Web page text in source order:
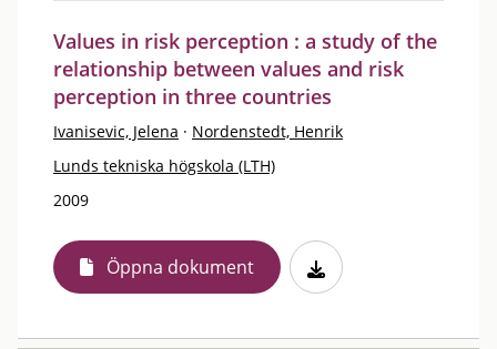
Values in risk perception : a study of the
relationship between values and risk
perception in three countries
Ivanisevic, Jelena · Nordenstedt, Henrik
Lunds tekniska högskola (LTH)
2009
Öppna dokument